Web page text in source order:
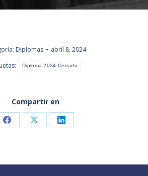
Diplomas
abril 8, 2024
Diploma 2024 Cerrado
Compartir en
Share Share Share